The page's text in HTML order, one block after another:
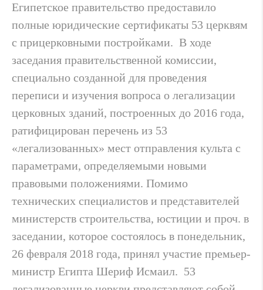
Египетское правительство предоставило
полные юридические сертификаты 53 церквям
с прицерковными постройками. В ходе
заседания правительственной комиссии,
специально созданной для проведения
переписи и изучения вопроса о легализации
церковных зданий, построенных до 2016 года,
ратифицирован перечень из 53
«легализованных» мест отправления культа с
параметрами, определяемыми новыми
правовыми положениями. Помимо
технических специалистов и представителей
министерств строительства, юстиции и проч. в
заседании, которое состоялось в понедельник,
26 февраля 2018 года, принял участие премьер-
министр Египта Шериф Исмаил. 53